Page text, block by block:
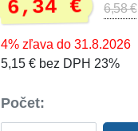
6,34 € 6,58 €
4% zľava do 31.8.2026
5,15 € bez DPH 23%
Počet: